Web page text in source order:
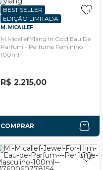
BEST SELLER
EDIÇÃO LIMITADA
M. MICALLEF
M.Micallef Ylang In Gold Eau De
Parfum - Perfume Feminino
100ml
R$ 2.215,00
COMPRAR